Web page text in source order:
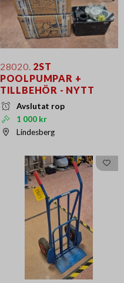
28020. 2ST
POOLPUMPAR +
TILLBEHÖR - NYTT
Avslutat rop
1 000 kr
Lindesberg